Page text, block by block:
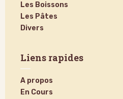
Les Boissons
Les Pâtes
Divers
Liens rapides
A propos
En Cours